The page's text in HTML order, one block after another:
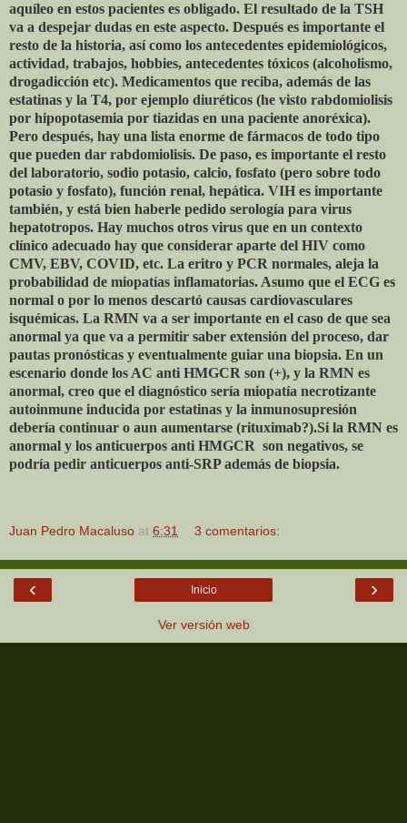
aquíleo en estos pacientes es obligado. El resultado de la TSH
va a despejar dudas en este aspecto. Después es importante el
resto de la historia, así como los antecedentes epidemiológicos,
actividad, trabajos, hobbies, antecedentes tóxicos (alcoholismo,
drogadicción etc). Medicamentos que reciba, además de las
estatinas y la T4, por ejemplo diuréticos (he visto rabdomiolisis
por hipopotasemia por tiazidas en una paciente anoréxica).
Pero después, hay una lista enorme de fármacos de todo tipo
que pueden dar rabdomiolisis. De paso, es importante el resto
del laboratorio, sodio potasio, calcio, fosfato (pero sobre todo
potasio y fosfato), función renal, hepática. VIH es importante
también, y está bien haberle pedido serología para virus
hepatotropos. Hay muchos otros virus que en un contexto
clínico adecuado hay que considerar aparte del HIV como
CMV, EBV, COVID, etc. La eritro y PCR normales, aleja la
probabilidad de miopatías inflamatorias. Asumo que el ECG es
normal o por lo menos descartó causas cardiovasculares
isquémicas. La RMN va a ser importante en el caso de que sea
anormal ya que va a permitir saber extensión del proceso, dar
pautas pronósticas y eventualmente guiar una biopsia. En un
escenario donde los AC anti HMGCR son (+), y la RMN es
anormal, creo que el diagnóstico sería miopatía necrotizante
autoinmune inducida por estatinas y la inmunosupresión
debería continuar o aun aumentarse (rituximab?).Si la RMN es
anormal y los anticuerpos anti HMGCR son negativos, se
podría pedir anticuerpos anti-SRP además de biopsia.
Juan Pedro Macaluso at 6:31 3 comentarios:
‹ ›
Inicio
Ver versión web